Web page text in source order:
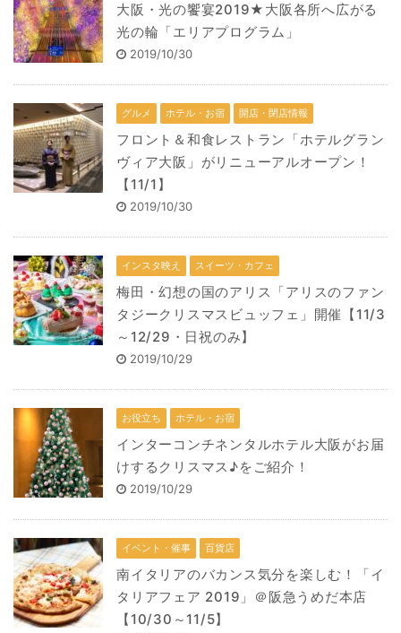
大阪・光の饗宴2019★大阪各所へ広がる
光の輪「エリアプログラム」
2019/10/30
グルメ ホテル・お宿 開店・閉店情報
フロント＆和食レストラン「ホテルグラン
ヴィア大阪」がリニューアルオープン！
【11/1】
2019/10/30
インスタ映え スイーツ・カフェ
梅田・幻想の国のアリス「アリスのファン
タジークリスマスビュッフェ」開催【11/3
～12/29・日祝のみ】
2019/10/29
お役立ち ホテル・お宿
インターコンチネンタルホテル大阪がお届
けするクリスマス♪をご紹介！
2019/10/29
イベント・催事 百貨店
南イタリアのバカンス気分を楽しむ！「イ
タリアフェア 2019」＠阪急うめだ本店
【10/30～11/5】